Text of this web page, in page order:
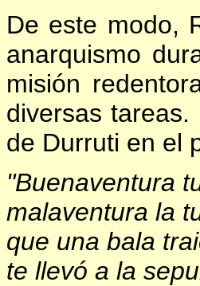
De este modo,
anarquismo
misión
diversas
de Durruti en el
"Buenaventura
malaventura la
que una bala
te llevó a la